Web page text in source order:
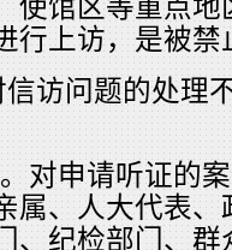
使馆区等重点
行上访，是被禁
信访问题的处理
对申请听证的
属、人大代表
、纪检部门、